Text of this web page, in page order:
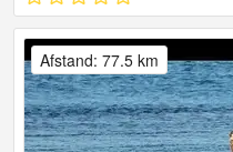
Afstand: 77.5 km